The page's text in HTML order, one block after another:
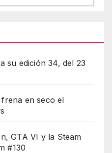
su edición 34, del 23
frena en seco el
GTA VI y la Steam
#130